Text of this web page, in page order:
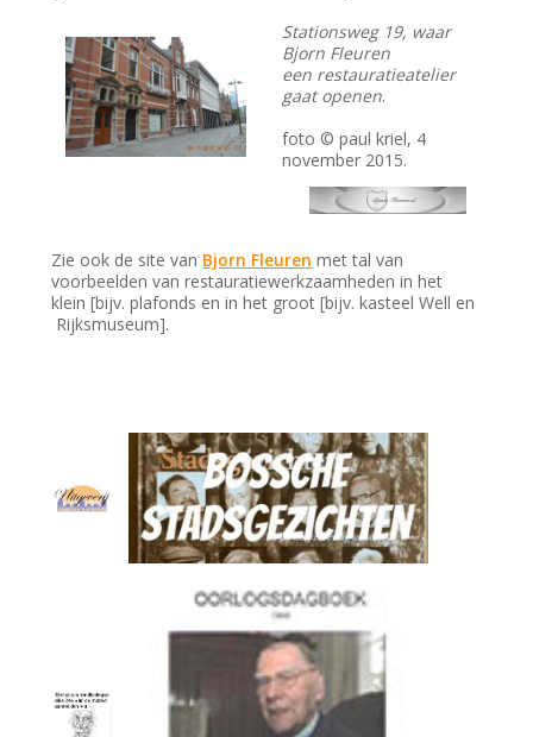
Stationsweg 19, waar
Bjorn Fleuren
een restauratieatelier
gaat openen.
foto © paul kriel, 4
november 2015.
Zie ook de site van Bjorn Fleuren met tal van
voorbeelden van restauratiewerkzaamheden in het
klein [bijv. plafonds en in het groot [bijv. kasteel Well en
Rijksmuseum].